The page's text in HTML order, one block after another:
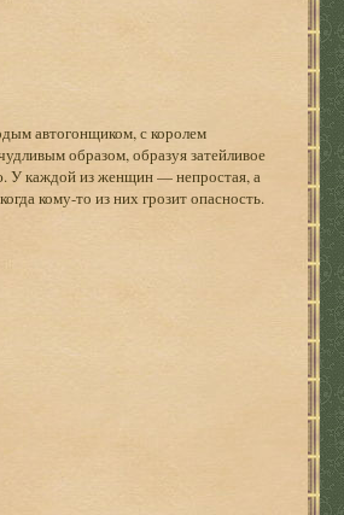
автогонщиком, с королем
образом, образуя затейливое
У каждой из женщин — непростая, а
кому-то из них грозит опасность.